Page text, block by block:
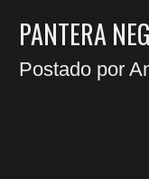
PANTERA
Postado por